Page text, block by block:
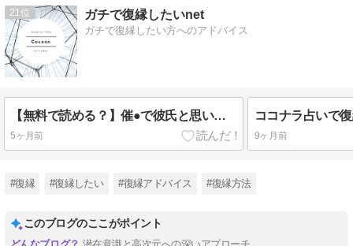
21 ガチで復縁したいnet
ガチで復縁したい方へのアドバイス
【無料で読める？】催●で彼氏と思い込ませいちゃlove変態調教SEXからの催●解除で強●孕ませレ●プ！ラ●編 【エンジェルス出版】
5ヶ月前 9ヶ月前
#復縁 #復縁したい #復縁アドバイス #復縁方法
このブログのここがポイント